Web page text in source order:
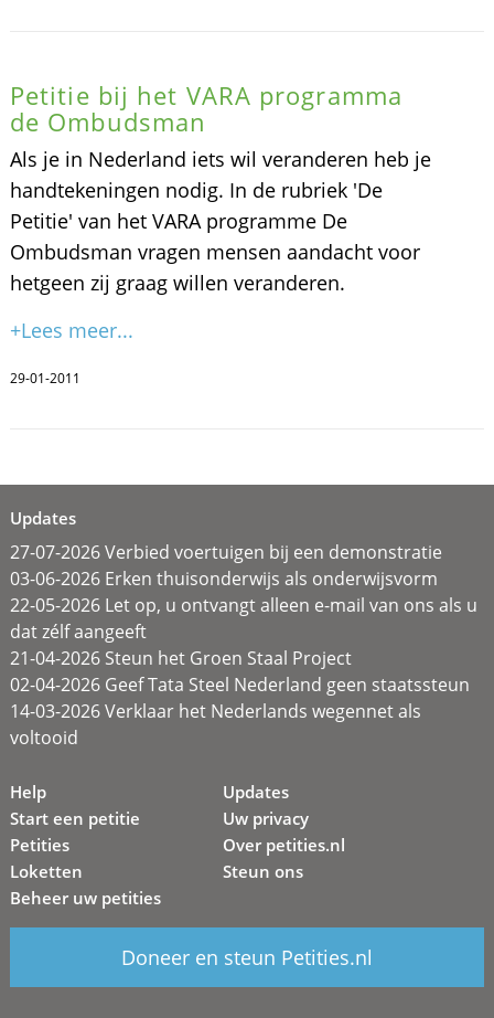
Petitie bij het VARA programma
de Ombudsman
Als je in Nederland iets wil veranderen heb je
handtekeningen nodig. In de rubriek 'De
Petitie' van het VARA programme De
Ombudsman vragen mensen aandacht voor
hetgeen zij graag willen veranderen.
+Lees meer...
29-01-2011
Updates
27-07-2026 Verbied voertuigen bij een demonstratie
03-06-2026 Erken thuisonderwijs als onderwijsvorm
22-05-2026 Let op, u ontvangt alleen e-mail van ons als u
dat zélf aangeeft
21-04-2026 Steun het Groen Staal Project
02-04-2026 Geef Tata Steel Nederland geen staatssteun
14-03-2026 Verklaar het Nederlands wegennet als
voltooid
Help
Start een petitie
Petities
Loketten
Beheer uw petities
Updates
Uw privacy
Over petities.nl
Steun ons
Doneer en steun Petities.nl